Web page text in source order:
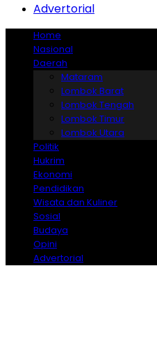
Advertorial
Home
Nasional
Daerah
Mataram
Lombok Barat
Lombok Tengah
Lombok Timur
Lombok Utara
Politik
Hukrim
Ekonomi
Pendidikan
Wisata dan Kuliner
Sosial
Budaya
Opini
Advertorial